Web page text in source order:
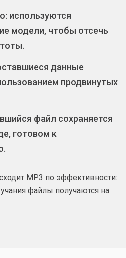
используются
модели, чтобы отсечь
данные
продвинутых
файл сохраняется
готовом к
MP3 по эффективности:
файлы получаются на